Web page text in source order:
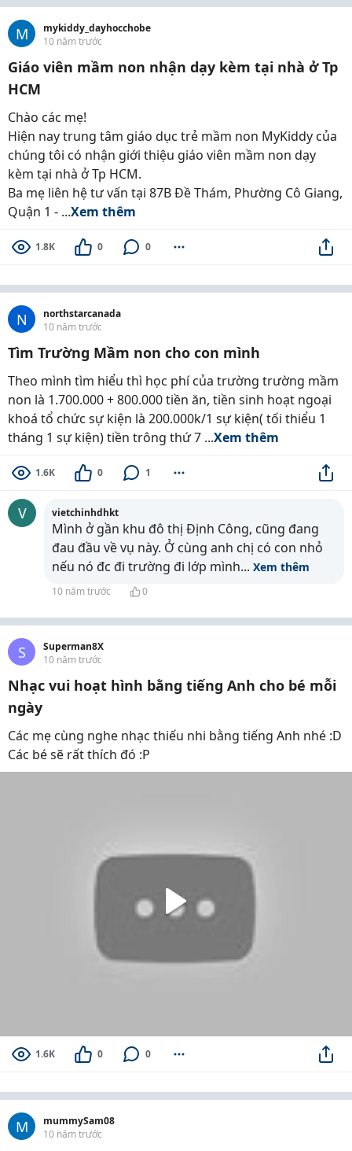
M
mykiddy_dayhocchobe
10 năm trước
Giáo viên mầm non nhận dạy kèm tại nhà ở Tp
HCM
Chào các mẹ!
Hiện nay trung tâm giáo dục trẻ mầm non MyKiddy của
chúng tôi có nhận giới thiệu giáo viên mầm non dạy
kèm tại nhà ở Tp HCM.
Ba mẹ liên hệ tư vấn tại 87B Đề Thám, Phường Cô Giang,
Quận 1 - ...Xem thêm
1.8K 0 0
N
northstarcanada
10 năm trước
Tìm Trường Mầm non cho con mình
Theo mình tìm hiểu thì học phí của trường trường mầm
non là 1.700.000 + 800.000 tiền ăn, tiền sinh hoạt ngoại
khoá tổ chức sự kiện là 200.000k/1 sự kiện( tối thiểu 1
tháng 1 sự kiện) tiền trông thứ 7 ...Xem thêm
1.6K 0 1
V vietchinhdhkt
Mình ở gần khu đô thị Định Công, cũng đang
đau đầu về vụ này. Ở cùng anh chị có con nhỏ
nếu nó đc đi trường đi lớp mình... Xem thêm
10 năm trước 0
S
Superman8X
10 năm trước
Nhạc vui hoạt hình bằng tiếng Anh cho bé mỗi
ngày
Các mẹ cùng nghe nhạc thiếu nhi bằng tiếng Anh nhé :D
Các bé sẽ rất thích đó :P
1.6K 0 0
M
mummySam08
10 năm trước